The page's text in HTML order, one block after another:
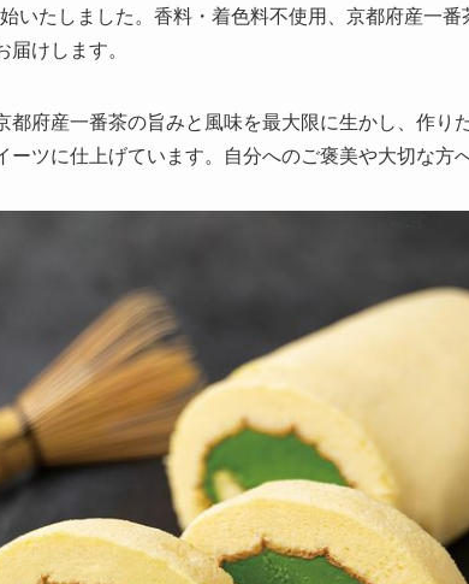
いたしました。香料・着色料不使用、京都府産一番
けします。
都府産一番茶の旨みと風味を最大限に生かし、作り
ーツに仕上げています。自分へのご褒美や大切な方